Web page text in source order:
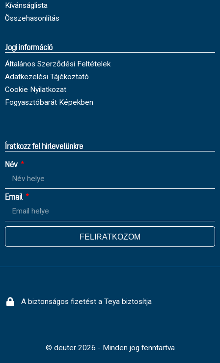
Kívánságlista
Összehasonlítás
Jogi információ
Általános Szerződési Feltételek
Adatkezelési Tájékoztató
Cookie Nyilatkozat
Fogyasztóbarát Képekben
Íratkozz fel hirlevelünkre
Név
Email
FELIRATKOZOM
A biztonságos fizetést a Teya biztosítja
© deuter 2026 - Minden jog fenntartva